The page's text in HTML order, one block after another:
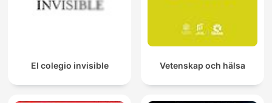
El colegio invisible Vetenskap och hälsa